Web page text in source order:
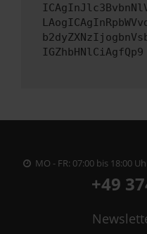
IGZhbHNlCiAgfQp9
MO - FR: 07:00 bis 18:00
+49